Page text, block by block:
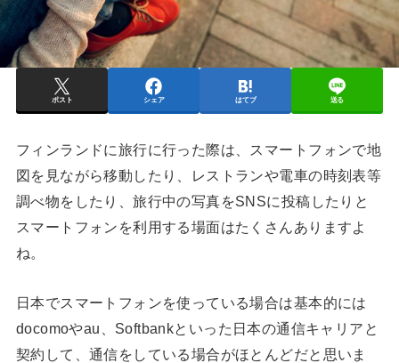
ポスト シェア はてブ 送る
フィンランドに旅行に行った際は、スマートフォンで地
図を見ながら移動したり、レストランや電車の時刻表等
調べ物をしたり、旅行中の写真をSNSに投稿したりと
スマートフォンを利用する場面はたくさんありますよ
ね。
日本でスマートフォンを使っている場合は基本的には
docomoやau、Softbankといった日本の通信キャリアと
契約して、通信をしている場合がほとんどだと思いま